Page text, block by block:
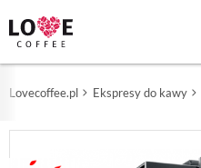
Lovecoffee.pl Ekspresy do kawy